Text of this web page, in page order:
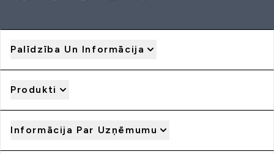
Palīdzība Un Informācija
Produkti
Informācija Par Uzņēmumu